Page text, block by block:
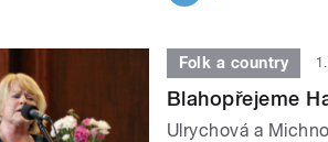
Folk a country
Blahopřejeme
Ulrychová a